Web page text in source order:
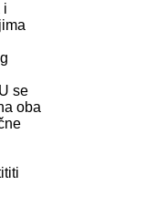
i
se
oba